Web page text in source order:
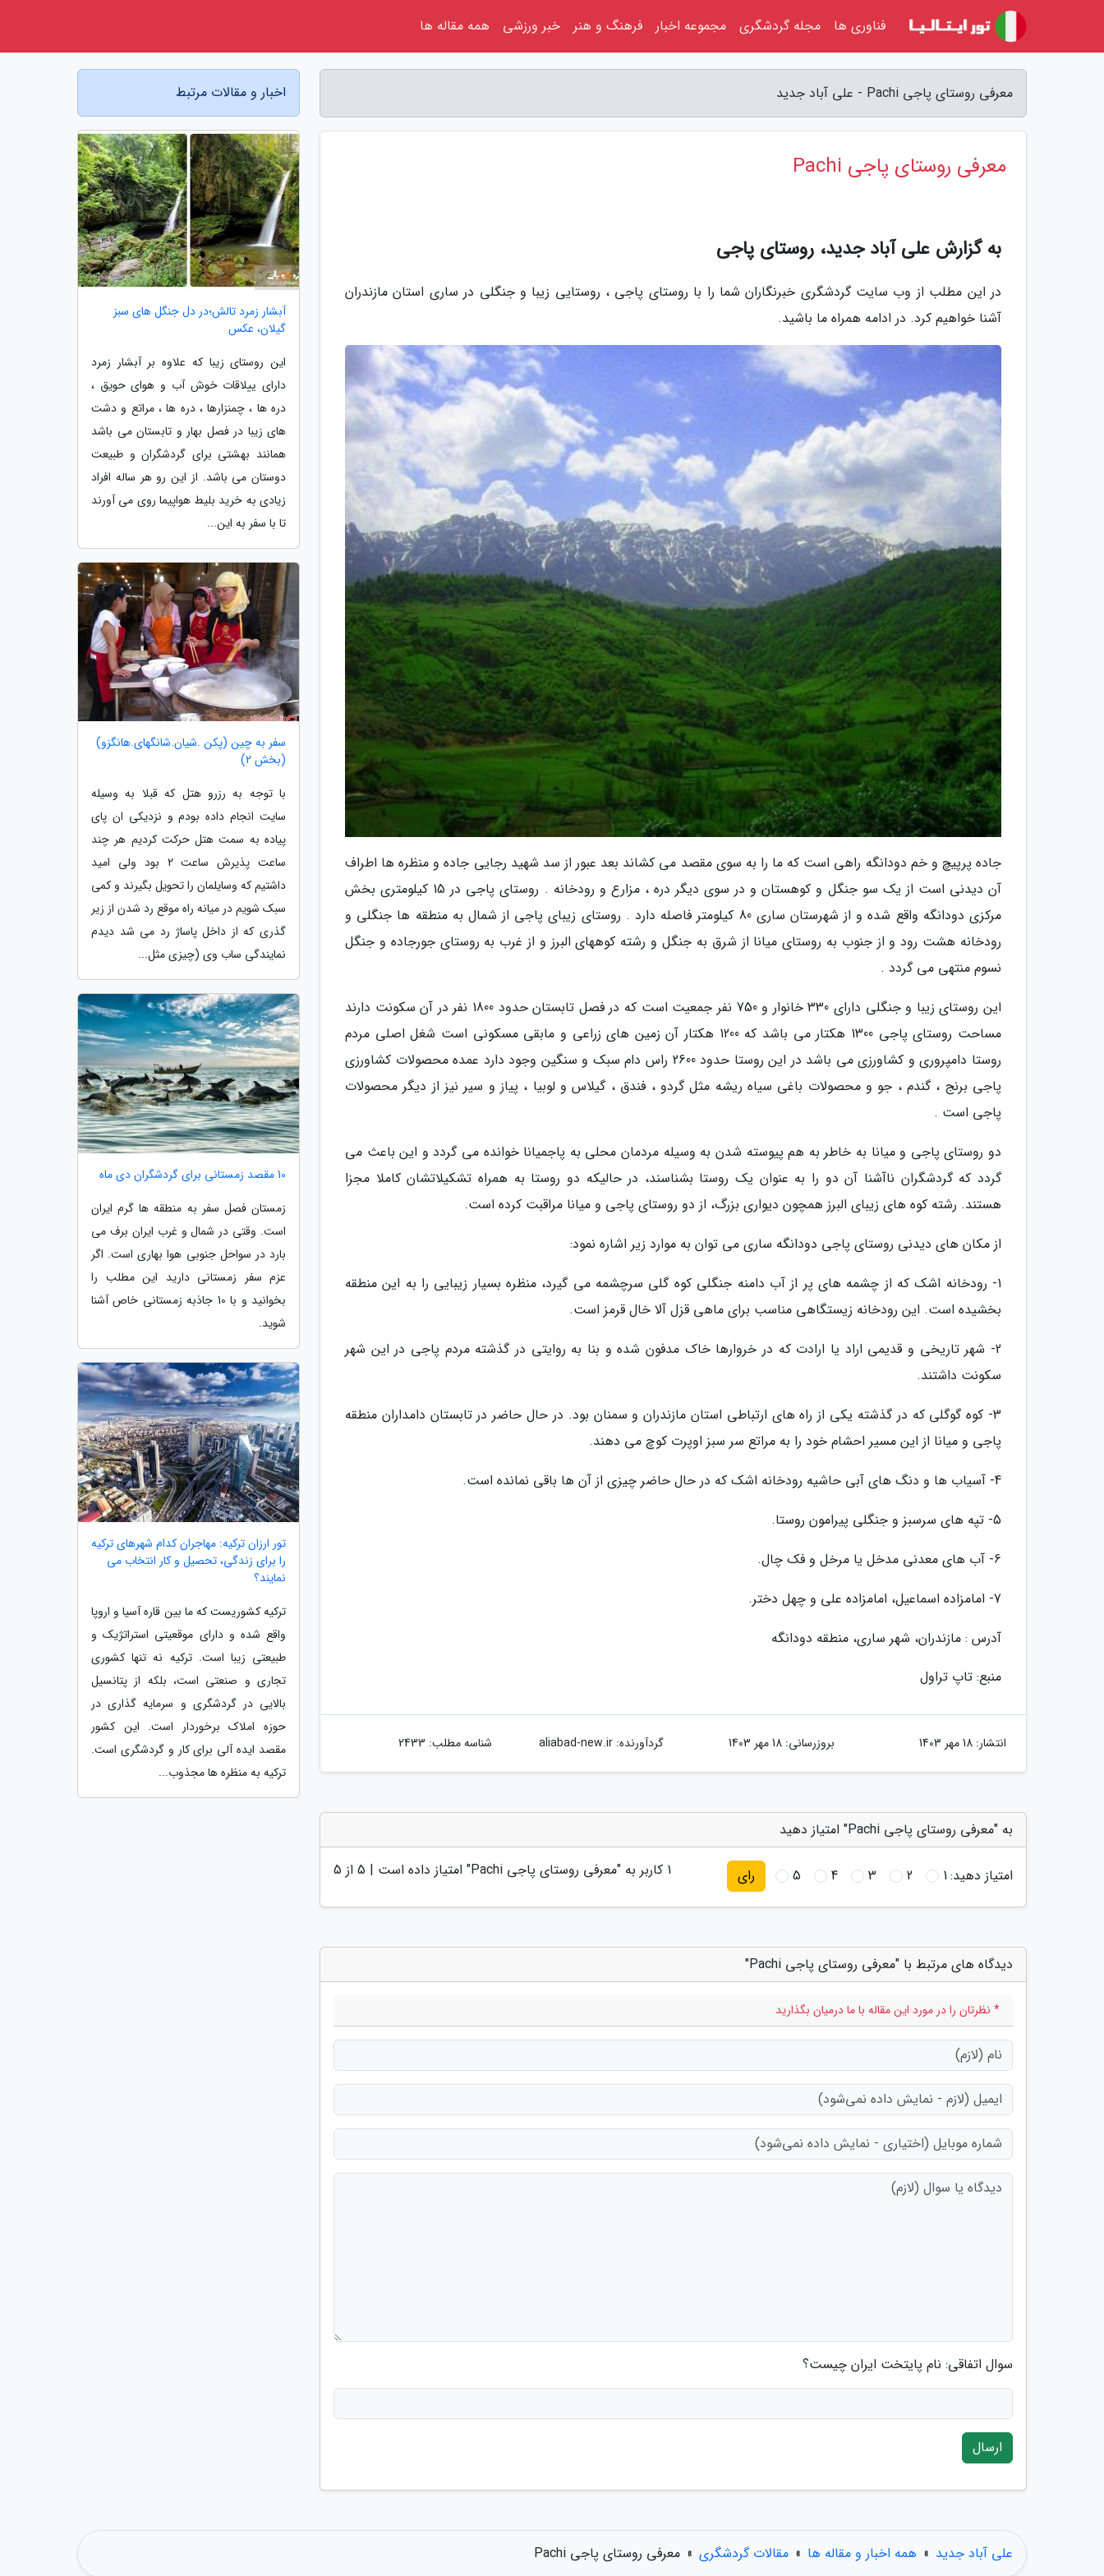
معرفی روستای پاجی Pachi - علی آباد جدید
معرفی روستای پاجی Pachi
به گزارش علی آباد جدید، روستای پاجی
در این مطلب از وب سایت گردشگری خبرنگاران شما را با روستای پاجی ، روستایی زیبا و جنگلی در ساری استان مازندران
آشنا خواهیم کرد. در ادامه همراه ما باشید.
جاده پرپیچ و خم دودانگه راهی است که ما را به سوی مقصد می کشاند بعد عبور از سد شهید رجایی جاده و منظره ها اطراف
آن دیدنی است از یک سو جنگل و کوهستان و در سوی دیگر دره ، مزارع و رودخانه . روستای پاجی در 15 کیلومتری بخش
مرکزی دودانگه واقع شده و از شهرستان ساری 80 کیلومتر فاصله دارد . روستای زیبای پاجی از شمال به منطقه ها جنگلی و
رودخانه هشت رود و از جنوب به روستای میانا از شرق به جنگل و رشته کوههای البرز و از غرب به روستای جورجاده و جنگل
نسوم منتهی می گردد .
این روستای زیبا و جنگلی دارای 330 خانوار و 750 نفر جمعیت است که در فصل تابستان حدود 1800 نفر در آن سکونت دارند
مساحت روستای پاجی 1300 هکتار می باشد که 1200 هکتار آن زمین های زراعی و مابقی مسکونی است شغل اصلی مردم
روستا دامپروری و کشاورزی می باشد در این روستا حدود 2600 راس دام سبک و سنگین وجود دارد عمده محصولات کشاورزی
پاجی برنج ، گندم ، جو و محصولات باغی سیاه ریشه مثل گردو ، فندق ، گیلاس و لوبیا ، پیاز و سیر نیز از دیگر محصولات
پاجی است .
دو روستای پاجی و میانا به خاطر به هم پیوسته شدن به وسیله مردمان محلی به پاجمیانا خوانده می گردد و این باعث می
گردد که گردشگران ناآشنا آن دو را به عنوان یک روستا بشناسند، در حالیکه دو روستا به همراه تشکیلاتشان کاملا مجزا
هستند. رشته کوه های زیبای البرز همچون دیواری بزرگ، از دو روستای پاجی و میانا مراقبت کرده است.
از مکان های دیدنی روستای پاجی دودانگه ساری می توان به موارد زیر اشاره نمود:
1- رودخانه اشک که از چشمه های پر از آب دامنه جنگلی کوه گلی سرچشمه می گیرد، منظره بسیار زیبایی را به این منطقه
بخشیده است. این رودخانه زیستگاهی مناسب برای ماهی قزل آلا خال قرمز است.
2- شهر تاریخی و قدیمی اراد یا ارادت که در خروارها خاک مدفون شده و بنا به روایتی در گذشته مردم پاجی در این شهر
سکونت داشتند.
3- کوه گوگلی که در گذشته یکی از راه های ارتباطی استان مازندران و سمنان بود. در حال حاضر در تابستان دامداران منطقه
پاجی و میانا از این مسیر احشام خود را به مراتع سر سبز اوپرت کوچ می دهند.
4- آسیاب ها و دنگ های آبی حاشیه رودخانه اشک که در حال حاضر چیزی از آن ها باقی نمانده است.
5- تپه های سرسبز و جنگلی پیرامون روستا.
6- آب های معدنی مدخل یا مرخل و فک چال.
7- امامزاده اسماعیل، امامزاده علی و چهل دختر.
آدرس : مازندران، شهر ساری، منطقه دودانگه
منبع: تاپ تراول
انتشار: 18 مهر 1403 بروزرسانی: 18 مهر 1403 گردآورنده:aliabad-new.ir شناسه مطلب: 2433
به "معرفی روستای پاجی Pachi" امتیاز دهید
1 کاربر به "معرفی روستای پاجی Pachi " امتیاز داده است | 5 از 5 امتیاز دهید:1
2
3
4
5 رای
دیدگاه های مرتبط با "معرفی روستای پاجی Pachi"
* نظرتان را در مورد این مقاله با ما درمیان بگذارید
سوال اتفاقی: نام پایتخت ایران چیست؟
ارسال
اخبار و مقالات مرتبط
آبشار زمرد تالش؛در دل جنگل های سبز
گیلان، عکس
این روستای زیبا که علاوه بر آبشار زمرد
دارای ییلاقات خوش آب و هوای حویق ،
دره ها ، چمنزارها ، دره ها ، مراتع و دشت
های زیبا در فصل بهار و تابستان می باشد
همانند بهشتی برای گردشگران و طبیعت
دوستان می باشد. از این رو هر ساله افراد
زیادی به خرید بلیط هواپیما روی می آورند
تا با سفر به این...
سفر به چین (پکن .شیان.شانگهای.هانگزو)
(بخش 2)
با توجه به رزرو هتل که قبلا به وسیله
سایت انجام داده بودم و نزدیکی ان پای
پیاده به سمت هتل حرکت کردیم هر چند
ساعت پذیرش ساعت 2 بود ولی امید
داشتیم که وسایلمان را تحویل بگیرند و کمی
سبک شویم در میانه راه موقع رد شدن از زیر
گذری که از داخل پاساژ رد می شد دیدم
نمایندگی ساب وی (چیزی مثل...
10 مقصد زمستانی برای گردشگران دی ماه
زمستان فصل سفر به منطقه ها گرم ایران
است. وقتی در شمال و غرب ایران برف می
بارد در سواحل جنوبی هوا بهاری است. اگر
عزم سفر زمستانی دارید این مطلب را
بخوانید و با 10 جاذبه زمستانی خاص آشنا
شوید.
تور ارزان ترکیه: مهاجران کدام شهرهای ترکیه
را برای زندگی، تحصیل و کار انتخاب می
نمایند؟
ترکیه کشوریست که ما بین قاره آسیا و اروپا
واقع شده و دارای موقعیتی استراتژیک و
طبیعتی زیبا است. ترکیه نه تنها کشوری
تجاری و صنعتی است، بلکه از پتانسیل
بالایی در گردشگری و سرمایه گذاری در
حوزه املاک برخوردار است. این کشور
مقصد ایده آلی برای کار و گردشگری است.
ترکیه به منظره ها مجذوب...
علی آباد جدید » همه اخبار و مقاله ها » مقالات گردشگری » معرفی روستای پاجی Pachi
فناوری ها مجله گردشگری مجموعه اخبار فرهنگ و هنر خبر ورزشی همه مقاله ها